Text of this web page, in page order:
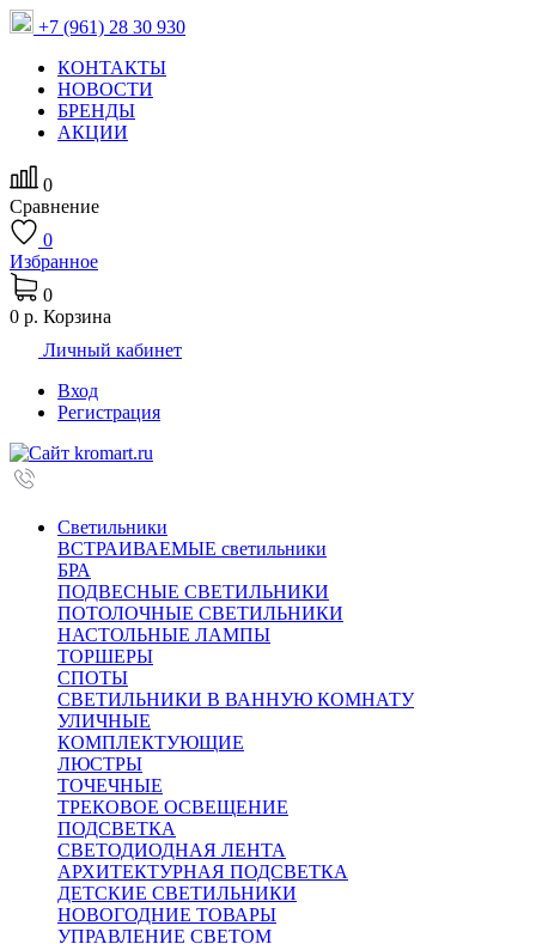
+7 (961) 28 30 930
КОНТАКТЫ
НОВОСТИ
БРЕНДЫ
АКЦИИ
0
Сравнение
0
Избранное
0
0 р. Корзина
Личный кабинет
Вход
Регистрация
Светильники
ВСТРАИВАЕМЫЕ светильники
БРА
ПОДВЕСНЫЕ СВЕТИЛЬНИКИ
ПОТОЛОЧНЫЕ СВЕТИЛЬНИКИ
НАСТОЛЬНЫЕ ЛАМПЫ
ТОРШЕРЫ
СПОТЫ
СВЕТИЛЬНИКИ В ВАННУЮ КОМНАТУ
УЛИЧНЫЕ
КОМПЛЕКТУЮЩИЕ
ЛЮСТРЫ
ТОЧЕЧНЫЕ
ТРЕКОВОЕ ОСВЕЩЕНИЕ
ПОДСВЕТКА
СВЕТОДИОДНАЯ ЛЕНТА
АРХИТЕКТУРНАЯ ПОДСВЕТКА
ДЕТСКИЕ СВЕТИЛЬНИКИ
НОВОГОДНИЕ ТОВАРЫ
УПРАВЛЕНИЕ СВЕТОМ